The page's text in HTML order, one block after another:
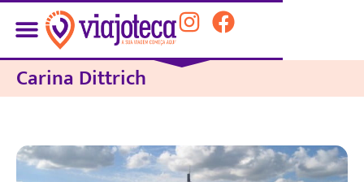
Carina Dittrich